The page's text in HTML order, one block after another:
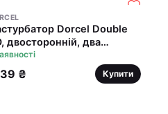
Dorcel Double
двосторонній, два
₴ Купити